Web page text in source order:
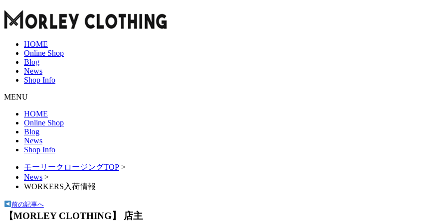
HOME
Online Shop
Blog
News
Shop Info
MENU
HOME
Online Shop
Blog
News
Shop Info
モーリークロージングTOP >
News >
WORKERS入荷情報
前の記事へ
【MORLEY CLOTHING】 店主